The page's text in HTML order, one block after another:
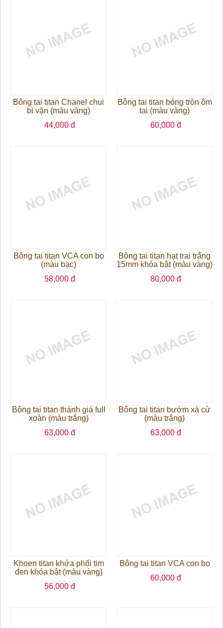
Bông tai titan Chanel chui
bi vặn (màu vàng)
44,000 đ
Bông tai titan bóng tròn ôm
tai (màu vàng)
60,000 đ
Bông tai titan VCA con bọ
(màu bạc)
58,000 đ
Bông tai titan hạt trai trắng
15mm khóa bật (màu vàng)
80,000 đ
Bông tai titan thánh giá full
xoàn (màu trắng)
63,000 đ
Bông tai titan bướm xà cừ
(màu trắng)
63,000 đ
Khoen titan khứa phối tim
đen khóa bật (màu vàng)
56,000 đ
Bông tai titan VCA con bọ
60,000 đ